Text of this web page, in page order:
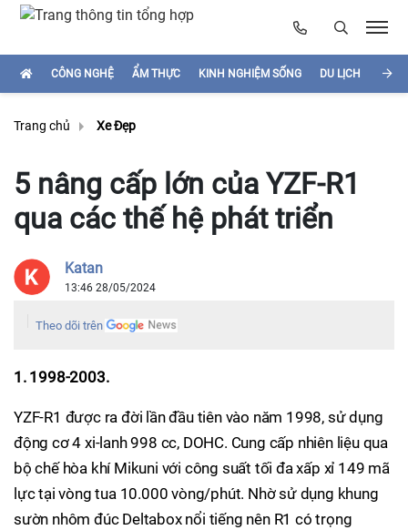
CÔNG NGHỆ ẨM THỰC KINH NGHIỆM SỐNG DU LỊCH
Trang chủ Xe Đẹp
5 nâng cấp lớn của YZF-R1
qua các thế hệ phát triển
Katan
13:46 28/05/2024
Theo dõi trên
1. 1998-2003.
YZF-R1 được ra đời lần đầu tiên vào năm 1998, sử dụng
động cơ 4 xi-lanh 998 cc, DOHC. Cung cấp nhiên liệu qua
bộ chế hòa khí Mikuni với công suất tối đa xấp xỉ 149 mã
lực tại vòng tua 10.000 vòng/phút. Nhờ sử dụng khung
sườn nhôm đúc Deltabox nổi tiếng nên R1 có trọng